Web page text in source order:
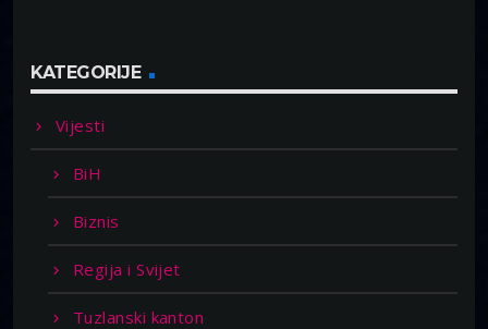
KATEGORIJE
Vijesti
BiH
Biznis
Regija i Svijet
Tuzlanski kanton